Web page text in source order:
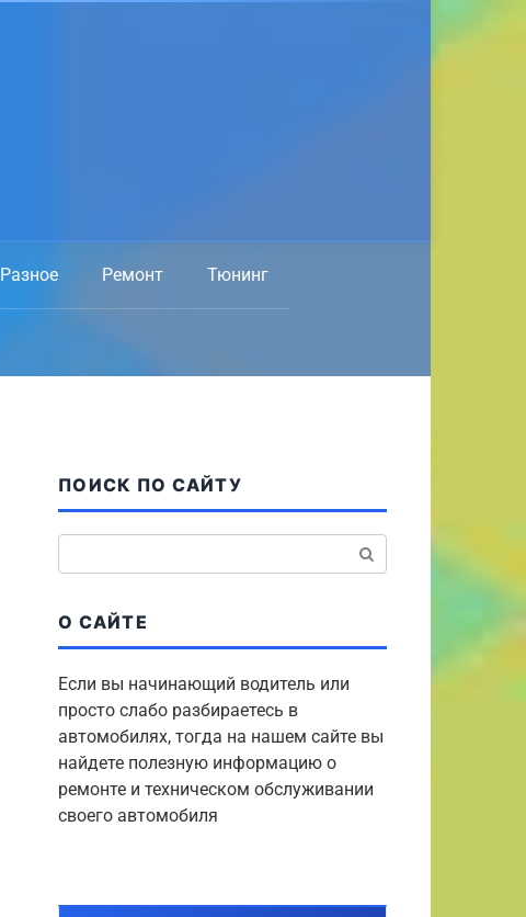
Разное Ремонт Тюнинг
ПОИСК ПО САЙТУ
О САЙТЕ
Если вы начинающий водитель или
просто слабо разбираетесь в
автомобилях, тогда на нашем сайте вы
найдете полезную информацию о
ремонте и техническом обслуживании
своего автомобиля